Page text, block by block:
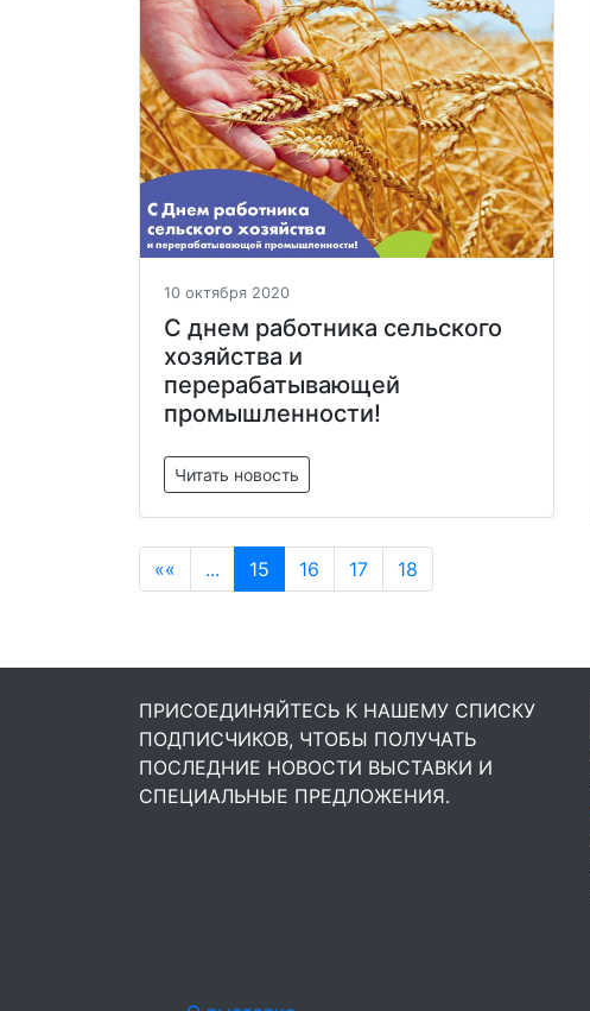
10 октября 2020
С днем работника сельского
хозяйства и
перерабатывающей
промышленности!
Читать новость
«« ... 15 16 17 18
ПРИСОЕДИНЯЙТЕСЬ К НАШЕМУ СПИСКУ
ПОДПИСЧИКОВ, ЧТОБЫ ПОЛУЧАТЬ
ПОСЛЕДНИЕ НОВОСТИ ВЫСТАВКИ И
СПЕЦИАЛЬНЫЕ ПРЕДЛОЖЕНИЯ.